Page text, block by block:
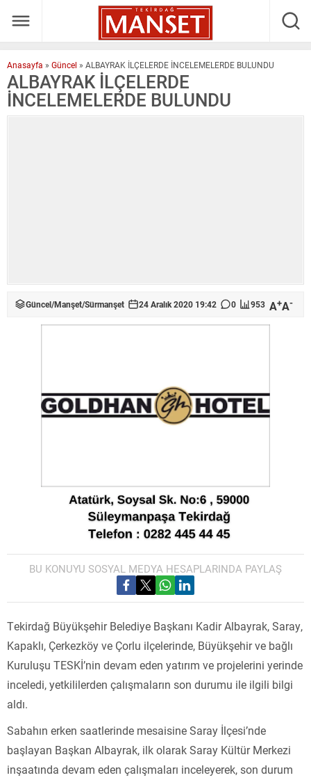
Anasayfa » Güncel » ALBAYRAK İLÇELERDE İNCELEMELERDE BULUNDU
ALBAYRAK İLÇELERDE
İNCELEMELERDE BULUNDU
Güncel/Manşet/Sürmanşet 24 Aralık 2020 19:42 0 953 A+A-
BU KONUYU SOSYAL MEDYA HESAPLARINDA PAYLAŞ
Tekirdağ Büyükşehir Belediye Başkanı Kadir Albayrak, Saray,
Kapaklı, Çerkezköy ve Çorlu ilçelerinde, Büyükşehir ve bağlı
Kuruluşu TESKİ’nin devam eden yatırım ve projelerini yerinde
inceledi, yetkililerden çalışmaların son durumu ile ilgili bilgi
aldı.
Sabahın erken saatlerinde mesaisine Saray İlçesi’nde
başlayan Başkan Albayrak, ilk olarak Saray Kültür Merkezi
inşaatında devam eden çalışmaları inceleyerek, son durum